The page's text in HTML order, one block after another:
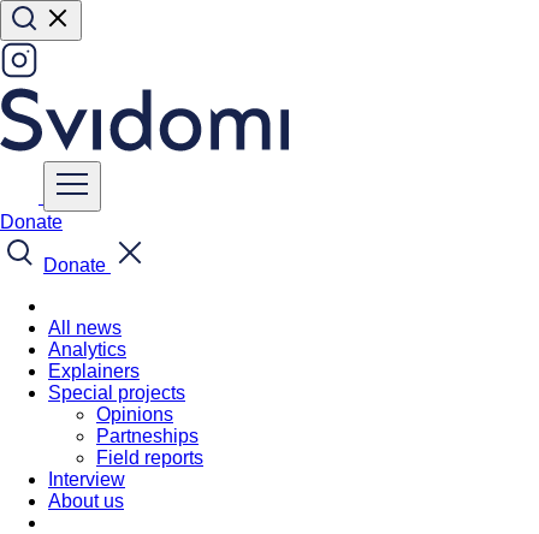
Donate
Donate
All news
Analytics
Explainers
Special projects
Opinions
Partneships
Field reports
Interview
About us